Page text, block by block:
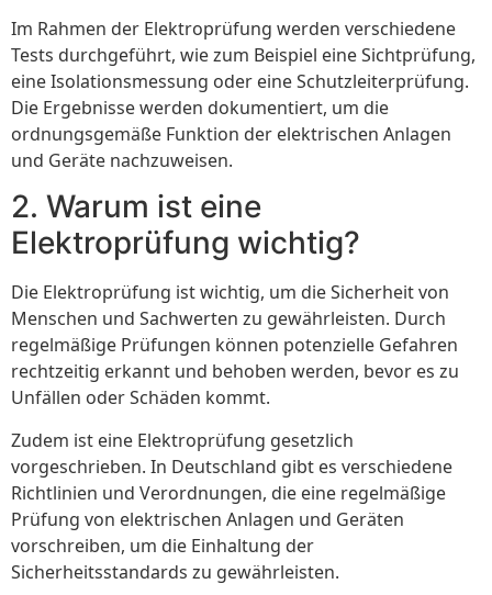
Im Rahmen der Elektroprüfung werden verschiedene
Tests durchgeführt, wie zum Beispiel eine Sichtprüfung,
eine Isolationsmessung oder eine Schutzleiterprüfung.
Die Ergebnisse werden dokumentiert, um die
ordnungsgemäße Funktion der elektrischen Anlagen
und Geräte nachzuweisen.
2. Warum ist eine
Elektroprüfung wichtig?
Die Elektroprüfung ist wichtig, um die Sicherheit von
Menschen und Sachwerten zu gewährleisten. Durch
regelmäßige Prüfungen können potenzielle Gefahren
rechtzeitig erkannt und behoben werden, bevor es zu
Unfällen oder Schäden kommt.
Zudem ist eine Elektroprüfung gesetzlich
vorgeschrieben. In Deutschland gibt es verschiedene
Richtlinien und Verordnungen, die eine regelmäßige
Prüfung von elektrischen Anlagen und Geräten
vorschreiben, um die Einhaltung der
Sicherheitsstandards zu gewährleisten.